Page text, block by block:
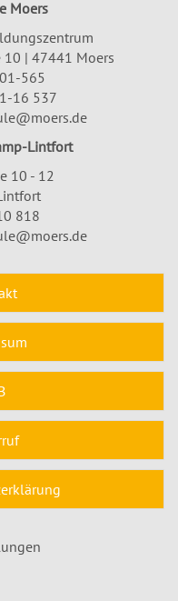
Moers
| 47441 Moers
565
16 537
Lintfort
10 - 12
818